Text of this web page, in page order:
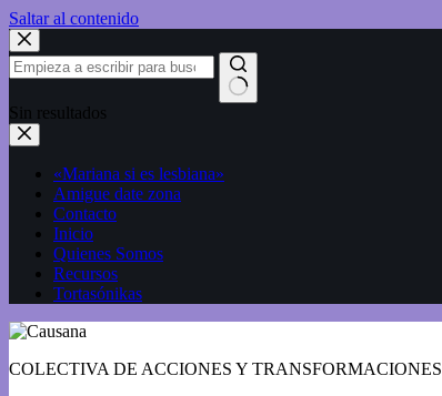
Saltar al contenido
Sin resultados
«Mariana si es lesbiana»
Amigue date zona
Contacto
Inicio
Quienes Somos
Recursos
Tortasónikas
COLECTIVA DE ACCIONES Y TRANSFORMACIONES